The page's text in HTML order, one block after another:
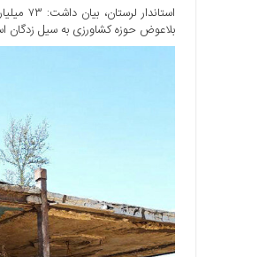
بلاعوض حوزه کشاورزی به سیل